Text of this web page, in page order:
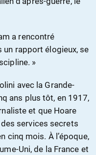
a rencontré
un rapport élogieux, se
»
avec la Grande-
ans plus tôt, en 1917,
et que Hoare
services secrets
cinq mois. À l’époque,
Uni, de la France et